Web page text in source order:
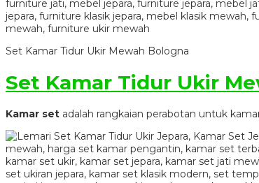
Set Kamar Tidur Ukir Mewah Bologna
Set Kamar Tidur Ukir
Kamar set adalah rangkaian perabotan untuk